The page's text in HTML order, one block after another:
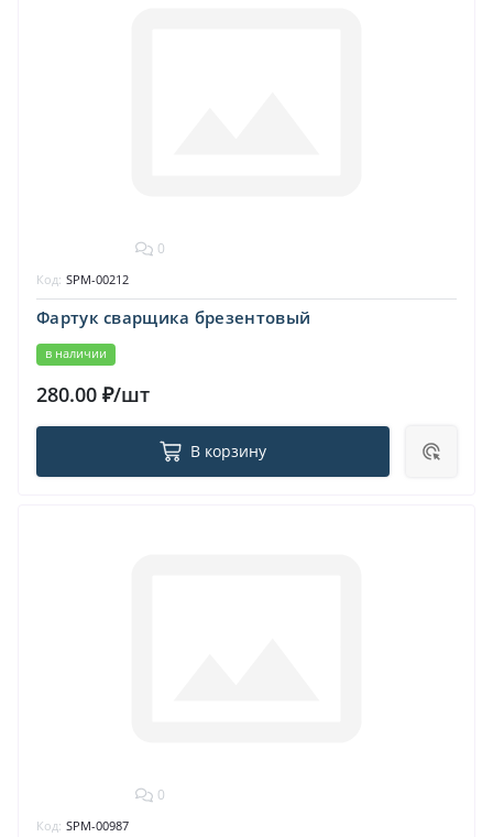
0
Фартук сварщика брезентовый
в наличии
Код: SPM-00212
280.00 ₽/шт
В корзину
0
Код: SPM-00987